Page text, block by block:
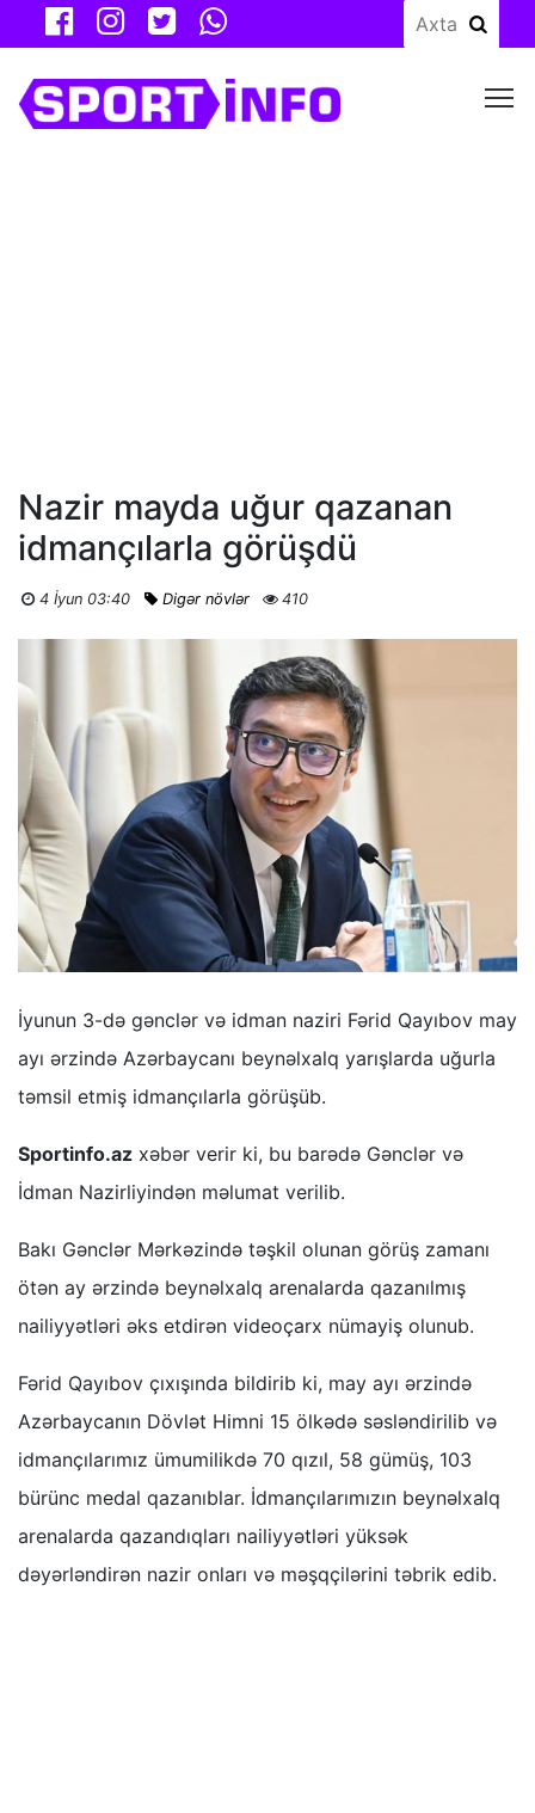
Nazir mayda uğur qazanan
idmançılarla görüşdü
4 İyun 03:40 Digər növlər 410
İyunun 3-də gənclər və idman naziri Fərid Qayıbov may
ayı ərzində Azərbaycanı beynəlxalq yarışlarda uğurla
təmsil etmiş idmançılarla görüşüb.
Sportinfo.az xəbər verir ki, bu barədə Gənclər və
İdman Nazirliyindən məlumat verilib.
Bakı Gənclər Mərkəzində təşkil olunan görüş zamanı
ötən ay ərzində beynəlxalq arenalarda qazanılmış
nailiyyətləri əks etdirən videoçarx nümayiş olunub.
Fərid Qayıbov çıxışında bildirib ki, may ayı ərzində
Azərbaycanın Dövlət Himni 15 ölkədə səsləndirilib və
idmançılarımız ümumilikdə 70 qızıl, 58 gümüş, 103
bürünc medal qazanıblar. İdmançılarımızın beynəlxalq
arenalarda qazandıqları nailiyyətləri yüksək
dəyərləndirən nazir onları və məşqçilərini təbrik edib.